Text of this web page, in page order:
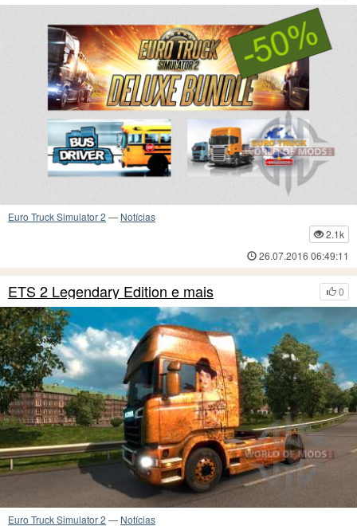
Euro Truck Simulator 2 — Notícias
2.1k
26.07.2016 06:49:11
0
ETS 2 Legendary Edition e mais
Euro Truck Simulator 2 — Notícias